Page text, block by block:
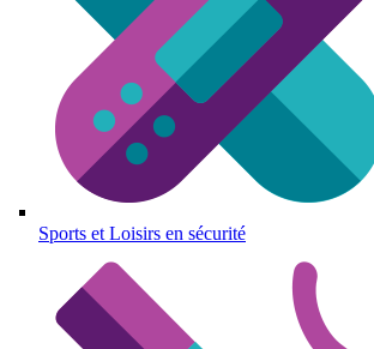
Sports et Loisirs en sécurité